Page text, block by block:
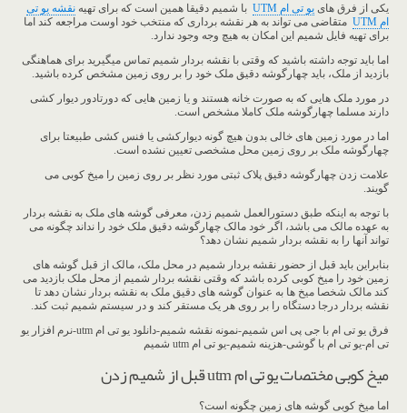
یکی از فرق های یو تی ام UTM با شمیم دقیقا همین است که برای تهیه نقشه یو تی
ام UTM
متقاضی می تواند به هر نقشه برداری که منتخب خود اوست مراجعه کند اما
برای تهیه فایل شمیم این امکان به هیچ وجه وجود ندارد.
اما باید توجه داشته باشید که وقتی با نقشه بردار شمیم تماس میگیرید برای هماهنگی
بازدید از ملک، باید چهارگوشه دقیق ملک خود را بر روی زمین مشخص کرده باشید.
در مورد ملک هایی که به صورت خانه هستند و یا زمین هایی که دورتادور دیوار کشی
دارند مسلما چهارگوشه ملک کاملا مشخص است.
اما در مورد زمین های خالی بدون هیچ گونه دیوارکشی یا فنس کشی طبیعتا برای
چهارگوشه ملک بر روی زمین محل مشخصی تعیین نشده است.
علامت زدن چهارگوشه دقیق پلاک ثبتی مورد نظر بر روی زمین را میخ کوبی می
گویند.
با توجه به اینکه طبق دستورالعمل شمیم زدن، معرفی گوشه های ملک به نقشه بردار
به عهده مالک می باشد، اگر خود مالک چهارگوشه دقیق ملک خود را نداند چگونه می
تواند آنها را به نقشه بردار شمیم نشان دهد؟
بنابراین باید قبل از حضور نقشه بردار شمیم در محل ملک، مالک از قبل گوشه های
زمین خود را میخ کوبی کرده باشد که وقتی نقشه بردار شمیم از محل ملک بازدید می
کند مالک شخصا میخ ها به عنوان گوشه های دقیق ملک به نقشه بردار نشان دهد تا
نقشه بردار درجا دستگاه را بر روی هر یک مستقر کند و در سیستم شمیم ثبت کند.
فرق یو تی ام با جی پی اس شمیم-نمونه نقشه شمیم-دانلود یو تی ام utm-نرم افزار یو
تی ام-یو تی ام با گوشی-هزینه شمیم-یو تی ام utm شمیم
میخ کوبی مختصات یو تی ام utm قبل از شمیم زدن
اما میخ کوبی گوشه های زمین چگونه است؟